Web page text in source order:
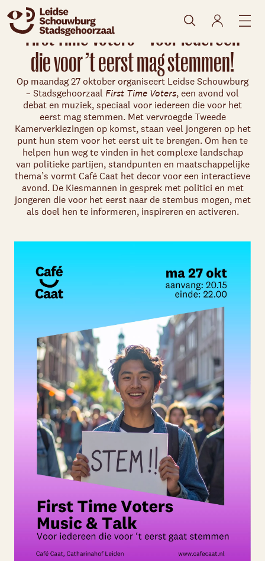
Skip navigatie
First Time Voters – voor iedereen
die voor ’t eerst mag stemmen!
Op maandag 27 oktober organiseert Leidse Schouwburg
– Stadsgehoorzaal First Time Voters, een avond vol
debat en muziek, speciaal voor iedereen die voor het
eerst mag stemmen. Met vervroegde Tweede
Kamerverkiezingen op komst, staan veel jongeren op het
punt hun stem voor het eerst uit te brengen. Om hen te
helpen hun weg te vinden in het complexe landschap
van politieke partijen, standpunten en maatschappelijke
thema’s vormt Café Caat het decor voor een interactieve
avond. De Kiesmannen in gesprek met politici en met
jongeren die voor het eerst naar de stembus mogen, met
als doel hen te informeren, inspireren en activeren.